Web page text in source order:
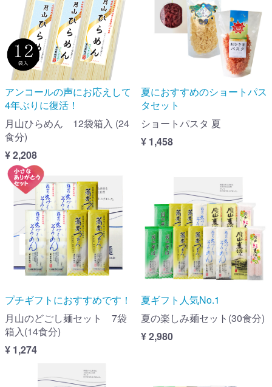
アンコールの声にお応えして
4年ぶりに復活！
月山ひらめん 12袋箱入 (24
食分)
¥ 2,208
夏におすすめのショートパス
タセット
ショートパスタ 夏
¥ 1,458
プチギフトにおすすめです！
月山のどごし麺セット 7袋
箱入(14食分)
¥ 1,274
夏ギフト人気No.1
夏の楽しみ麺セット(30食分)
¥ 2,980